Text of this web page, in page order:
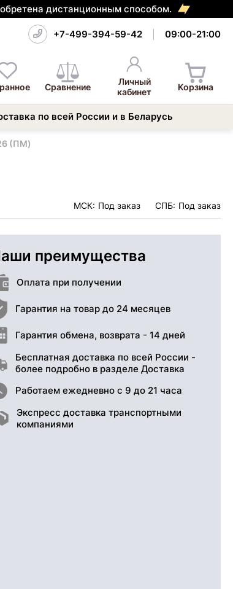
дистанционным способом.
+7-499-394-59-42 09:00-21:00
Сравнение
Личный
кабинет
Корзина
по всей России и в Беларусь
(ПМ)
МСК: Под заказ СПБ: Под заказ
преимущества
Оплата при получении
Гарантия на товар до 24 месяцев
Гарантия обмена, возврата - 14 дней
Бесплатная доставка по всей России -
более подробно в разделе Доставка
Работаем ежедневно с 9 до 21 часа
Экспресс доставка транспортными
компаниями